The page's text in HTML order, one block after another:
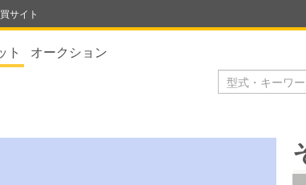
サイト
ト オークション